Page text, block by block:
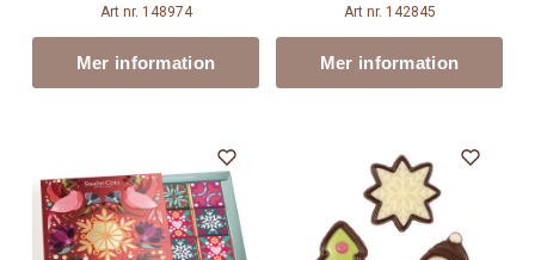
Art nr. 148974
Mer information
Art nr. 142845
Mer information